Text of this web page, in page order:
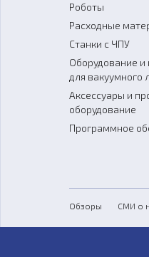
Роботы
Расходные
Станки с ЧПУ
Оборудование
для вакуумного
Аксессуары и
оборудование
Программное
Обзоры СМИ о